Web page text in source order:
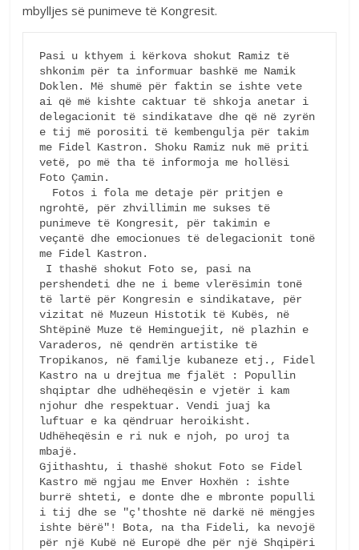
mbylljes së punimeve të Kongresit.
Pasi u kthyem i kërkova shokut Ramiz të
shkonim për ta informuar bashkë me Namik
Doklen. Më shumë për faktin se ishte vete
ai që më kishte caktuar të shkoja anetar i
delegacionit të sindikatave dhe që në zyrën
e tij më porositi të kembengulja për takim
me Fidel Kastron. Shoku Ramiz nuk më priti
vetë, po më tha të informoja me hollësi
Foto Çamin.
ngrohtë, për zhvillimin me sukses të
punimeve të Kongresit, për takimin e
veçantë dhe emocionues të delegacionit tonë
me Fidel Kastron.
pershendeti dhe ne i beme vlerësimin tonë
të lartë për Kongresin e sindikatave, për
vizitat në Muzeun Histotik të Kubës, në
Shtëpinë Muze të Heminguejit, në plazhin e
Varaderos, në qendrën artistike të
Tropikanos, në familje kubaneze etj., Fidel
Kastro na u drejtua me fjalët : Popullin
shqiptar dhe udhëheqësin e vjetër i kam
njohur dhe respektuar. Vendi juaj ka
luftuar e ka qëndruar heroikisht.
Udhëheqësin e ri nuk e njoh, po uroj ta
mbajë.
Gjithashtu, i thashë shokut Foto se Fidel
Kastro më ngjau me Enver Hoxhën : ishte
burrë shteti, e donte dhe e mbronte populli
i tij dhe se "ç'thoshte në darkë në mëngjes
ishte bërë"! Bota, na tha Fideli, ka nevojë
për një Kubë në Europë dhe për një Shqipëri